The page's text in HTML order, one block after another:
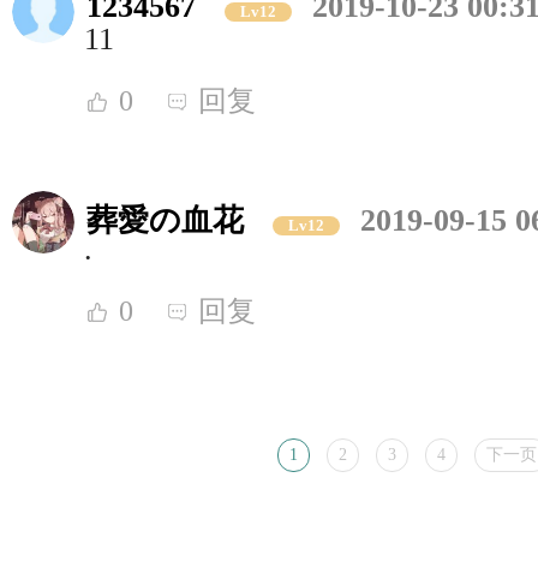
Lv12
11
0 回复
葬愛の血花 Lv12
2019-09-15
.
0 回复
1 2 3 4 下一页